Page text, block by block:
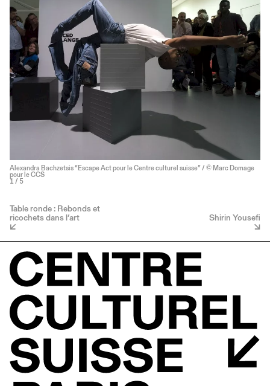
Alexandra Bachzetsis “Escape Act pour le Centre culturel suisse” / © Marc Domage
pour le CCS
1 / 5
Table ronde : Rebonds et
ricochets dans l’art Shirin Yousefi